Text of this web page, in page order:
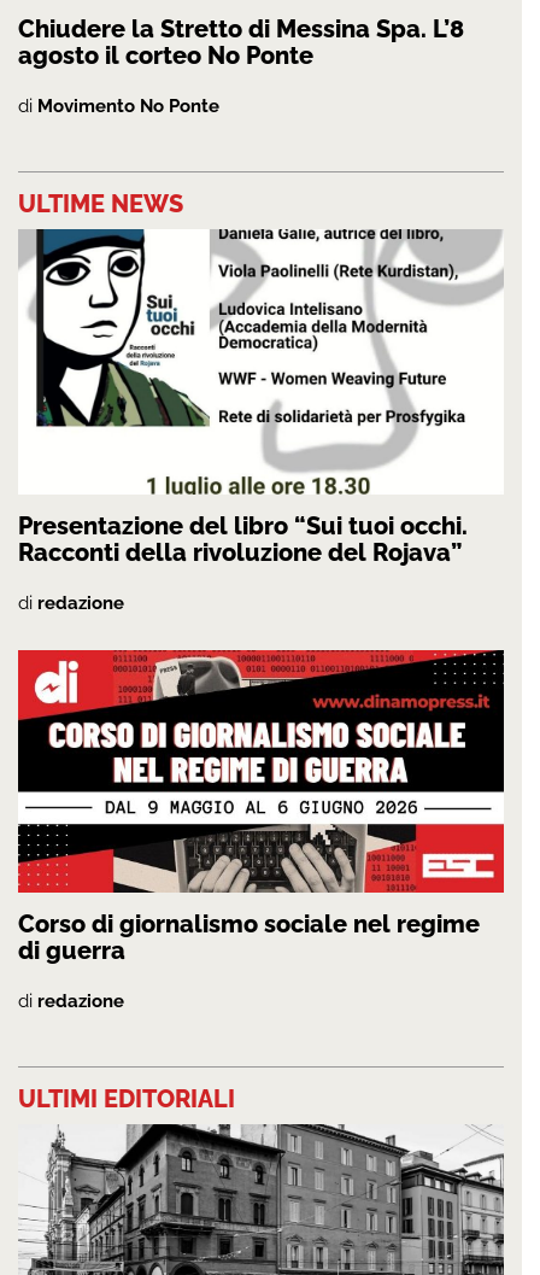
Chiudere la Stretto di Messina Spa. L’8
agosto il corteo No Ponte
di Movimento No Ponte
ULTIME NEWS
Presentazione del libro “Sui tuoi occhi.
Racconti della rivoluzione del Rojava”
di redazione
Corso di giornalismo sociale nel regime
di guerra
di redazione
ULTIMI EDITORIALI